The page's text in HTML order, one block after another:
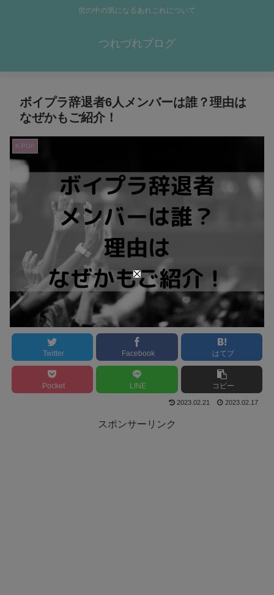
世の中の気になるあれこれについて
つれづれブログ
ボイプラ辞退者6人メンバーは誰？理由は
なぜかもご紹介！
K-POP
Twitter Facebook はてブ
Pocket LINE コピー
2023.02.21 2023.02.17
スポンサーリンク